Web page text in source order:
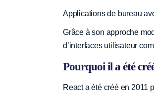
Applications de bureau
Grâce à son approche
d’interfaces utilisateur
Pourquoi il a été
React a été créé en 2011